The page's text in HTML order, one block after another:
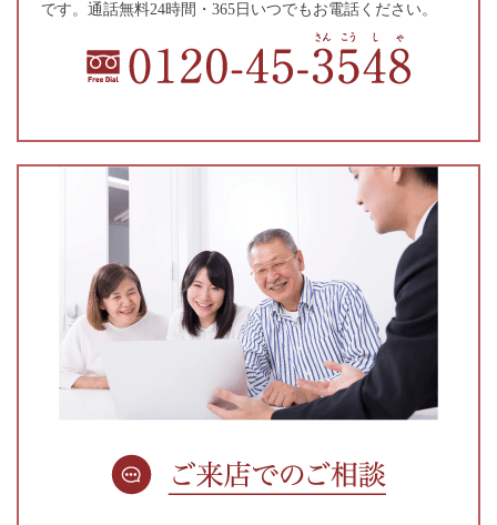
です。通話無料24時間・365日いつでもお電話ください。